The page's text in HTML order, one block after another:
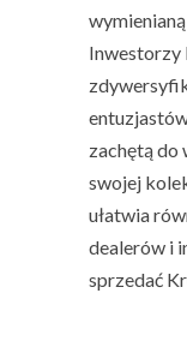
Inwestorzy
zachętą do
swojej
ułatwia
dealerów i
sprzedać